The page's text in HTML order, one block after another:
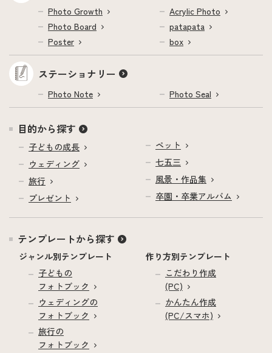
Photo Growth
Photo Board
Poster
Acrylic Photo
patapata
box
ステーショナリー
Photo Note Photo Seal
目的から探す
子どもの成長
ウェディング
旅行
プレゼント
ペット
七五三
風景・作品集
卒園・卒業アルバム
テンプレートから探す
ジャンル別テンプレート
子どもの
フォトブック
ウェディングの
フォトブック
旅行の
フォトブック
作り方別テンプレート
こだわり作成
(PC)
かんたん作成
(PC/スマホ)